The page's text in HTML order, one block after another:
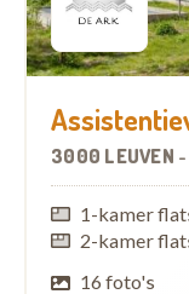
3000 LEUVEN -
1-kamer
2-kamer
16 foto's